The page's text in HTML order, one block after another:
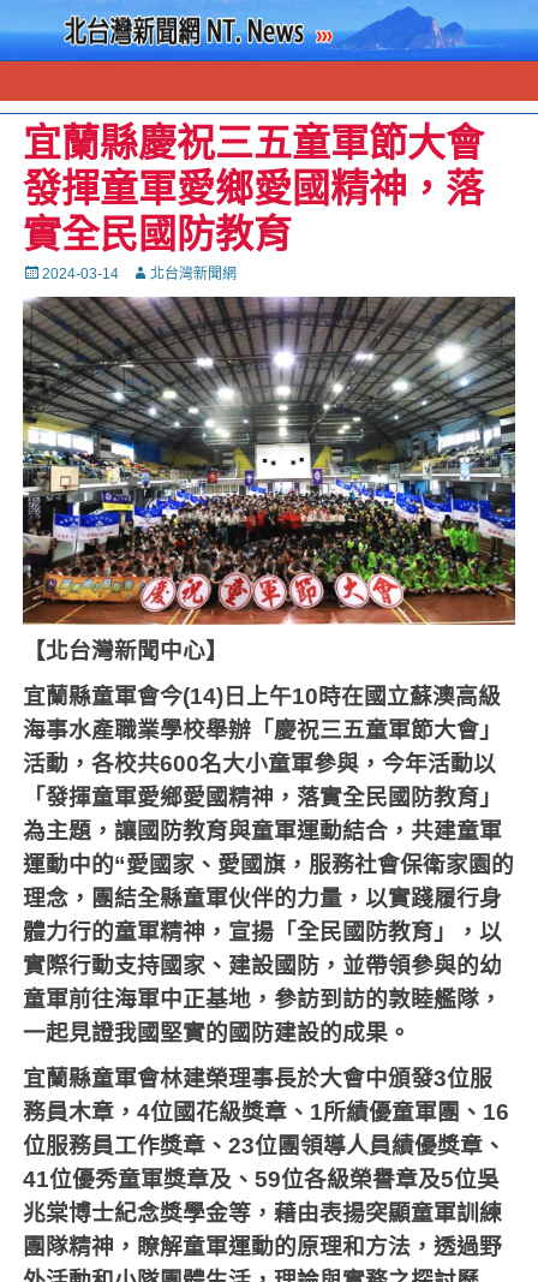
宜蘭縣慶祝三五童軍節大會
發揮童軍愛鄉愛國精神，落
實全民國防教育
Posted
on
2024-03-14 Autor北台灣新聞網
【北台灣新聞中心】
宜蘭縣童軍會今(14) 日上午10時在國立蘇澳高級
海事水產職業學校舉辦「慶祝三五童軍節大會」
活動，各校共600名大小童軍參與，今年活動以
「發揮童軍愛鄉愛國精神，落實全民國防教育」
為主題，讓國防教育與童軍運動結合，共建童軍
運動中的“愛國家、愛國旗，服務社會保衛家園的
理念，團結全縣童軍伙伴的力量，以實踐履行身
體力行的童軍精神，宣揚「全民國防教育」，以
實際行動支持國家、建設國防，並帶領參與的幼
童軍前往海軍中正基地，參訪到訪的敦睦艦隊，
一起見證我國堅實的國防建設的成果。
宜蘭縣童軍會林建榮理事長於大會中頒發3位服
務員木章，4位國花級獎章、 1所績優童軍團、 16
位服務員工作獎章、23位團領導人員績優獎章、
41位優秀童軍獎章及、59位各級榮譽章及5位吳
兆棠博士紀念獎學金等，藉由表揚突顯童軍訓練
團隊精神，瞭解童軍運動的原理和方法，透過野